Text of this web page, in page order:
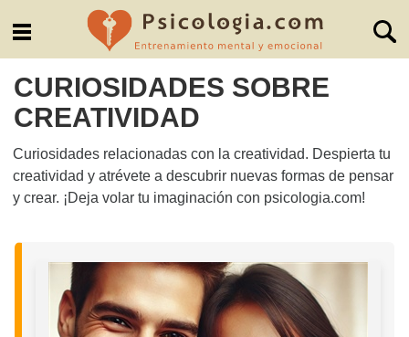
CURIOSIDADES SOBRE
CREATIVIDAD
Curiosidades relacionadas con la creatividad. Despierta tu
creatividad y atrévete a descubrir nuevas formas de pensar
y crear. ¡Deja volar tu imaginación con psicologia.com!